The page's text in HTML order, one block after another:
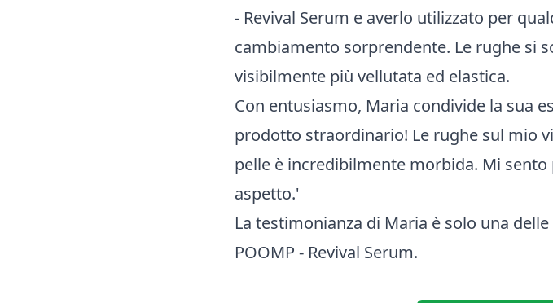
- Revival Serum e averlo utilizzato per
cambiamento sorprendente. Le rughe si
visibilmente più vellutata ed elastica.
Con entusiasmo, Maria condivide la sua
prodotto straordinario! Le rughe sul mio
pelle è incredibilmente morbida. Mi
aspetto.'
La testimonianza di Maria è solo una
POOMP - Revival Serum.